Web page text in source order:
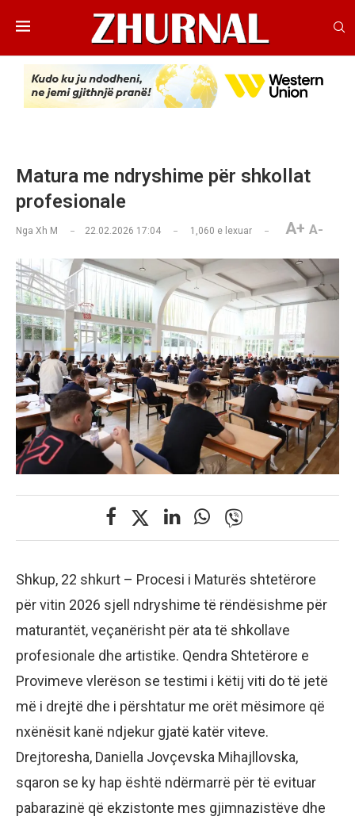
Matura me ndryshime për shkollat
profesionale
Nga Xh M 22.02.2026 17:04 1,060 e lexuar A+ A-
Shkup, 22 shkurt – Procesi i Maturës shtetërore
për vitin 2026 sjell ndryshime të rëndësishme për
maturantët, veçanërisht për ata të shkollave
profesionale dhe artistike. Qendra Shtetërore e
Provimeve vlerëson se testimi i këtij viti do të jetë
më i drejtë dhe i përshtatur me orët mësimore që
nxënësit kanë ndjekur gjatë katër viteve.
Drejtoresha, Daniella Jovçevska Mihajllovska,
sqaron se ky hap është ndërmarrë për të evituar
pabarazinë që ekzistonte mes gjimnazistëve dhe